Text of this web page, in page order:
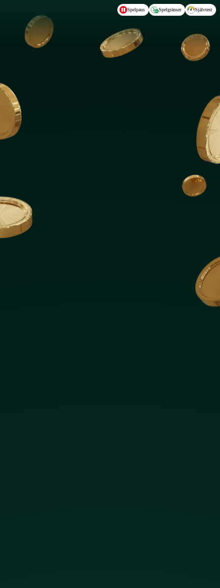
Spelpaus Spelgränser Självtest